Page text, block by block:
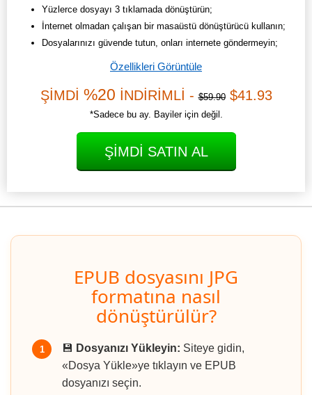
Yüzlerce dosyayı 3 tıklamada dönüştürün;
İnternet olmadan çalışan bir masaüstü dönüştürücü kullanın;
Dosyalarınızı güvende tutun, onları internete göndermeyin;
Özellikleri Görüntüle
ŞİMDİ %20 İNDİRİMLİ -$59.90$41.93
*Sadece bu ay. Bayiler için değil.
ŞIMDI SATIN AL
EPUB dosyasını JPG
formatına nasıl
dönüştürülür?
1 💾 Dosyanızı Yükleyin: Siteye gidin,
«Dosya Yükle»ye tıklayın ve EPUB
dosyanızı seçin.